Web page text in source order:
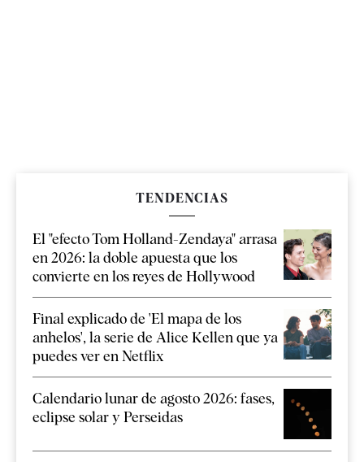
TENDENCIAS
El "efecto Tom Holland-Zendaya" arrasa
en 2026: la doble apuesta que los
convierte en los reyes de Hollywood
Final explicado de 'El mapa de los
anhelos', la serie de Alice Kellen que ya
puedes ver en Netflix
Calendario lunar de agosto 2026: fases,
eclipse solar y Perseidas